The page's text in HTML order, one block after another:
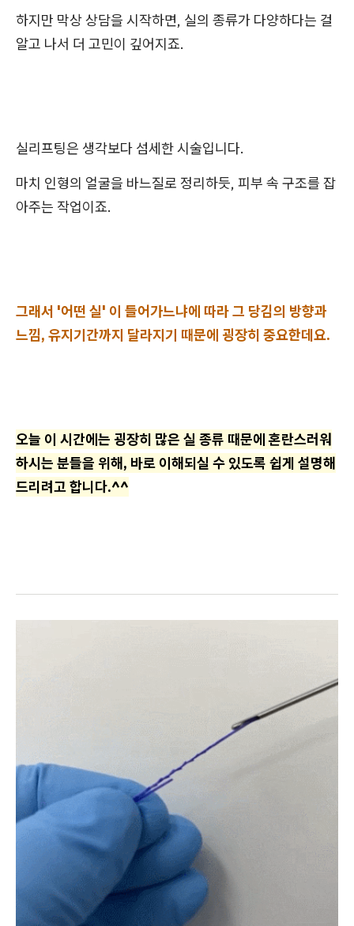
하지만 막상 상담을 시작하면, 실의 종류가 다양하다는 걸
알고 나서 더 고민이 깊어지죠.
실리프팅은 생각보다 섬세한 시술입니다.
마치 인형의 얼굴을 바느질로 정리하듯, 피부 속 구조를 잡
아주는 작업이죠.
그래서 '어떤 실' 이 들어가느냐에 따라 그 당김의 방향과
느낌, 유지기간까지 달라지기 때문에 굉장히 중요한데요.
오늘 이 시간에는 굉장히 많은 실 종류 때문에 혼란스러워
하시는 분들을 위해, 바로 이해되실 수 있도록 쉽게 설명해
드리려고 합니다.^^